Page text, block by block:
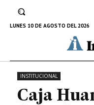
LUNES 10 DE AGOSTO DEL 2026
1 DE
INSTITUCIONAL
Caja